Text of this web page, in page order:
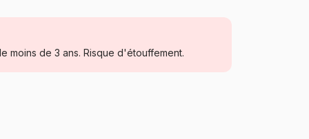
Puzzle pour Adultes (500 à 48.000
moins de 3 ans. Risque d'étouffement.